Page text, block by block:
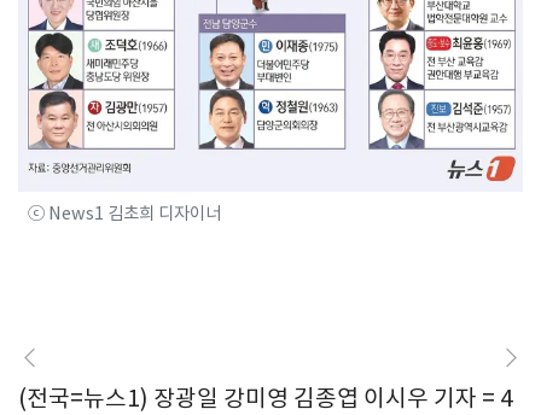
ⓒ News1 김초희 디자이너
(전국=뉴스1) 장광일 강미영 김종엽 이시우 기자 = 4